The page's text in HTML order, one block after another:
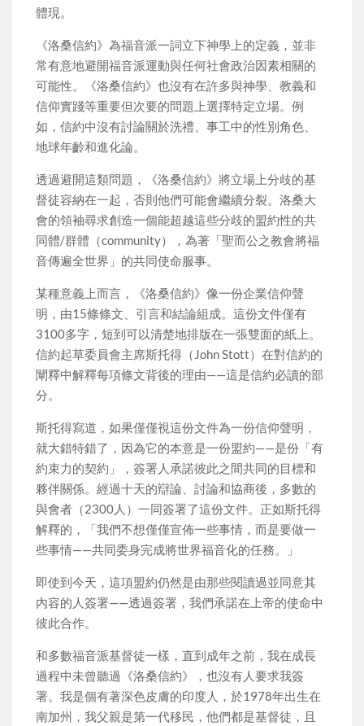
體現。
《洛桑信約》為福音派一詞立下神學上的定義，並非
常有意地避開福音派運動與任何社會政治因素相關的
可能性。《洛桑信約》也沒有在許多與神學、教義和
信仰實踐等重要但次要的問題上選擇特定立場。例
如，信約中沒有討論關於洗禮、事工中的性別角色、
地球年齡和進化論。
透過避開這類問題，《洛桑信約》將立場上分歧的基
督徒容納在一起，否則他們可能會繼續分裂。洛桑大
會的領袖尋求創造一個能超越這些分歧的盟約性的共
同體/群體（community），為著「聖而公之教會將福
音傳遍全世界」的共同使命服事。
某種意義上而言，《洛桑信約》像一份企業信仰聲
明，由15條條文、引言和結論組成。這份文件僅有
3100多字，短到可以清楚地排版在一張雙面的紙上。
信約起草委員會主席斯托得（John Stott）在對信約的
闡釋中解釋每項條文背後的理由——這是信約必讀的部
分。
斯托得寫道，如果僅僅視這份文件為一份信仰聲明，
就大錯特錯了，因為它的本意是一份盟約——是份「有
約束力的契約」，簽署人承諾彼此之間共同的目標和
夥伴關係。經過十天的辯論、討論和協商後，多數的
與會者（2300人）一同簽署了這份文件。正如斯托得
解釋的，「我們不想僅僅宣佈一些事情，而是要做一
些事情——共同委身完成將世界福音化的任務。」
即使到今天，這項盟約仍然是由那些閱讀過並同意其
內容的人簽署——透過簽署，我們承諾在上帝的使命中
彼此合作。
和多數福音派基督徒一樣，直到成年之前，我在成長
過程中未曾聽過《洛桑信約》，也沒有人要求我簽
署。我是個有著深色皮膚的印度人，於1978年出生在
南加州，我父親是第一代移民，他們都是基督徒，且